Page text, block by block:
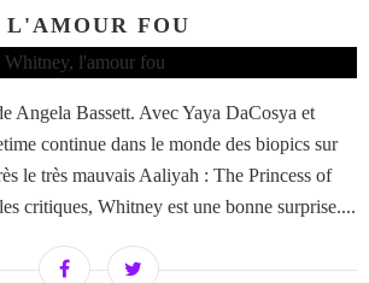
L'AMOUR FOU
Angela Bassett. Avec Yaya DaCosya et
continue dans le monde des biopics sur
le très mauvais Aaliyah : The Princess of
critiques, Whitney est une bonne surprise....